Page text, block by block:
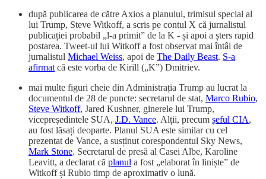
după publicarea de către Axios a planului, trimisul special al
lui Trump, Steve Witkoff, a scris pe contul X că jurnalistul
publicației probabil „l-a primit” de la K - și apoi a șters rapid
postarea. Tweet-ul lui Witkoff a fost observat mai întâi de
jurnalistul Michael Weiss, apoi de The Daily Beast. S-a
afirmat că este vorba de Kirill („K”) Dmitriev.
mai multe figuri cheie din Administrația Trump au lucrat la
documentul de 28 de puncte: secretarul de stat, Marco Rubio,
Steve Witkoff, Jared Kushner, ginerele lui Trump,
vicepreședintele SUA, J.D. Vance. Alții, precum șeful CIA,
au fost lăsați deoparte. Planul SUA este similar cu cel
prezentat de Vance, a susținut corespondentul Sky News,
Mark Stone. Secretarul de presă al Casei Albe, Karoline
Leavitt, a declarat că planul a fost „elaborat în liniște” de
Witkoff și Rubio timp de aproximativ o lună.